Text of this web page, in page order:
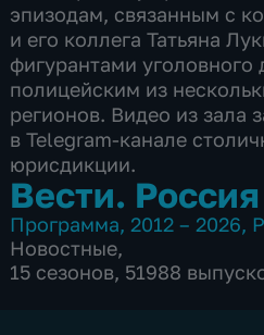
эпизодам, связанным с
и его коллега Татьяна
фигурантами уголовного
полицейским из
регионов. Видео из зала
в Telegram-канале
юрисдикции.
Вести.
Программа, 2012 – 2026,
Новостные,
15 сезонов, 51988